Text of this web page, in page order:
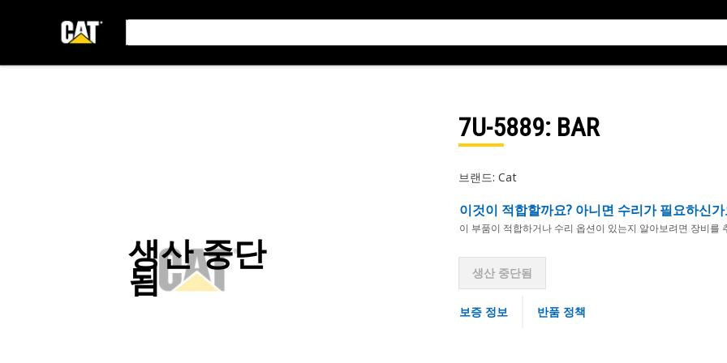
생산 중단
됨
7U-5889: BAR
브랜드: Cat
이것이 적합할까요? 아니면 수리가 필요하신가
이 부품이 적합하거나 수리 옵션이 있는지 알아보려면 장비를
생산 중단됨
보증 정보 반품 정책